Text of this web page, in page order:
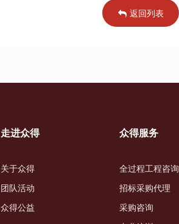
返回列表
走进众得
关于众得
团队活动
众得公益
众得服务
全过程工程咨询
招标采购代理
采购咨询